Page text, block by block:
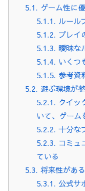
5.1. ゲーム性に
5.1.1. ルール
5.1.2. プレイ
5.1.3. 曖昧な
5.1.4. いくつ
5.1.5. 参考資
5.2. 遊ぶ環境が
5.2.1. クイッ
いて、ゲーム
5.2.2. 十分な
5.2.3. コミュ
ている
5.3. 将来性がある
5.3.1. 公式サ